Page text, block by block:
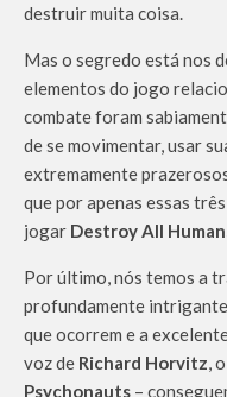
destruir muita coisa.
Mas o segredo está nos
elementos do jogo
combate foram
de se movimentar, usar
extremamente
que por apenas essas
jogar Destroy All
Por último, nós temos a
profundamente
que ocorrem e a
voz de Richard Horvitz, o
Psychonauts –